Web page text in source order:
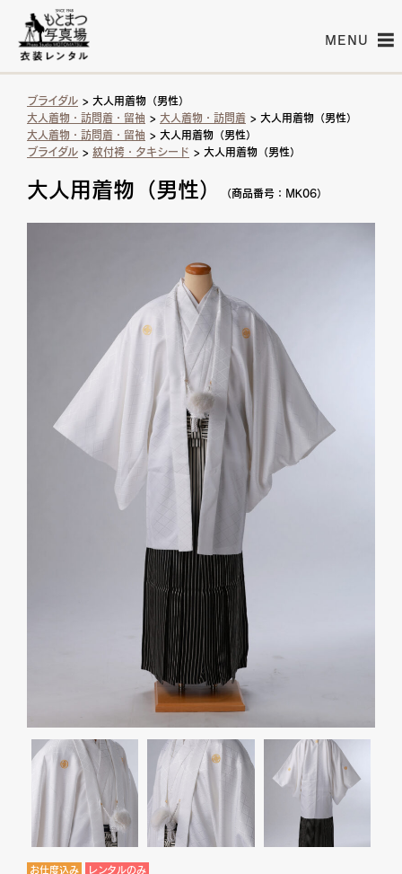
MENU
ブライダル > 大人用着物（男性）
大人着物・訪問着・留袖 > 大人着物・訪問着 > 大人用着物（男性）
大人着物・訪問着・留袖 > 大人用着物（男性）
ブライダル > 紋付袴・タキシード > 大人用着物（男性）
大人用着物（男性） （商品番号：MK06）
お仕度込み レンタルのみ